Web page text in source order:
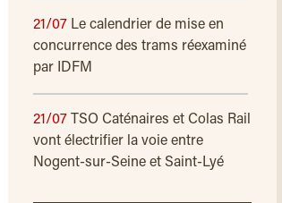
21/07 Le calendrier de mise en
concurrence des trams réexaminé
par IDFM
21/07
TSO Caténaires et Colas Rail
vont électrifier la voie entre
Nogent-sur-Seine et Saint-Lyé